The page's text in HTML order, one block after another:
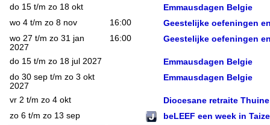
do 15 t/m zo 18 okt Emmausdagen Belgie
wo 4 t/m zo 8 nov 16:00 Geestelijke oefeningen
wo 27 t/m zo 31 jan
2027
16:00 Geestelijke oefeningen
do 15 t/m zo 18 jul 2027 Emmausdagen Belgie
do 30 sep t/m zo 3 okt
2027
Emmausdagen Belgie
vr 2 t/m zo 4 okt Diocesane retraite Thuine
zo 6 t/m zo 13 sep beLEEF een week in Taize